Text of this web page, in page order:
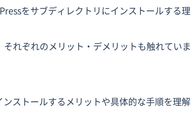
をサブディレクトリにインストールする理
れぞれのメリット・デメリットも触れていま
ストールするメリットや具体的な手順を理解